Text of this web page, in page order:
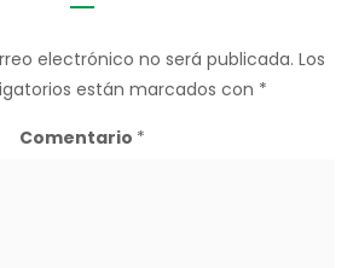
electrónico no será publicada. Los
están marcados con *
Comentario *